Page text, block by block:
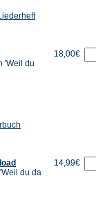
'Weil du
18,00€
du da
14,99€